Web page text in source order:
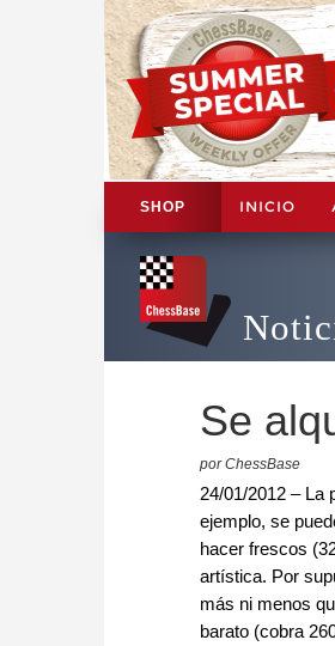
SHOP INICIO
Se
por ChessBase
24/01/2012 – La
ejemplo, se
hacer frescos
artística. Por
más ni menos
barato (cobra